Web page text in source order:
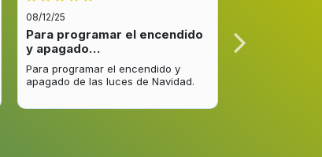
2200 W
Negro
Integrado
08/12/25
Para programar el encendido
y apagado…
Para programar el encendido y
apagado de las luces de Navidad.
venta y…